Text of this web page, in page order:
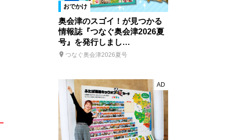
おでかけ
奥会津のスゴイ！が見つかる
情報誌『つなぐ奥会津2026夏
号』を発行しまし…
つなぐ奥会津2026夏号
AD